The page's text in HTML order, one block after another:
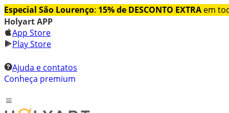
Especial São Lourenço: 15% de DESCONTO EXTRA em
Holyart APP
App Store
Play Store
Ajuda e contatos
Conheça premium